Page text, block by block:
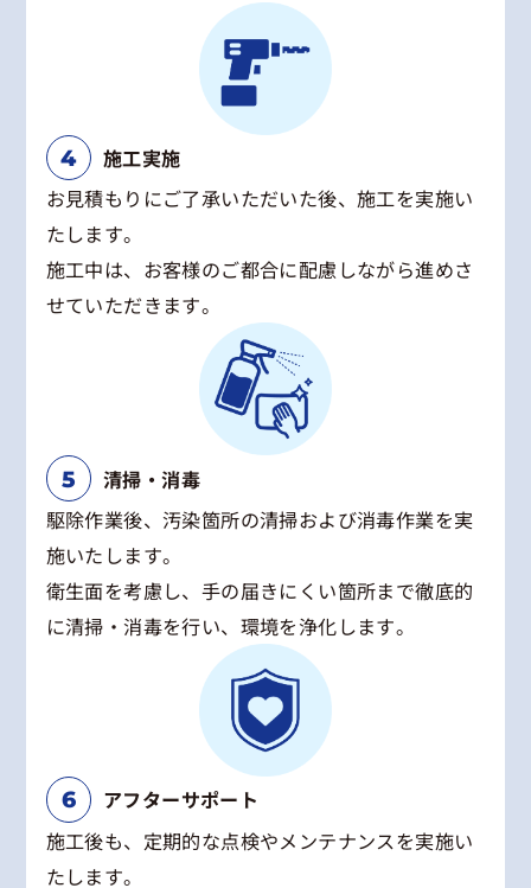
施工実施
お見積もりにご了承いただいた後、施工を実施い
たします。
施工中は、お客様のご都合に配慮しながら進めさ
せていただきます。
清掃・消毒
駆除作業後、汚染箇所の清掃および消毒作業を実
施いたします。
衛生面を考慮し、手の届きにくい箇所まで徹底的
に清掃・消毒を行い、環境を浄化します。
アフターサポート
施工後も、定期的な点検やメンテナンスを実施い
たします。